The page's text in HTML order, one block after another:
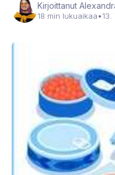
Kirjoittanut
18 min lukuaikaa•13.